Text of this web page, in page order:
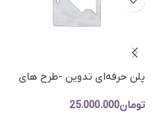
پلن حرفه‌ای تدوین -طرح های
تومان25.000.000